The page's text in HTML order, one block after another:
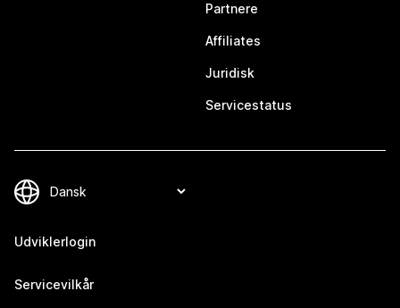
Partnere
Affiliates
Juridisk
Servicestatus
Udviklerlogin
Servicevilkår